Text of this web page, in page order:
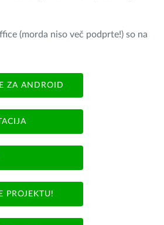
(morda niso več podprte!) so na
ZA ANDROID
PROJEKTU!